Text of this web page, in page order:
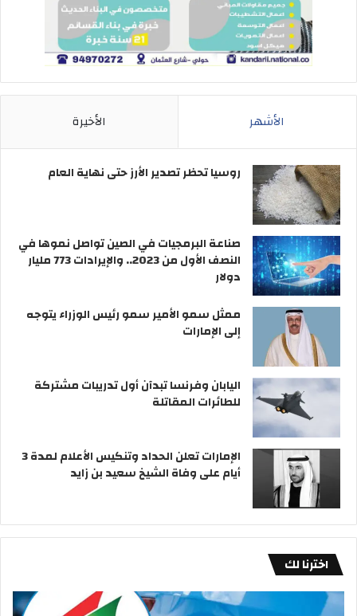
الأشهر الأخيرة
روسيا تحظر تصدير الأرز حتى نهاية العام
صناعة البرمجيات في الصين تواصل نموها في
النصف الأول من 2023.. والإيرادات 773 مليار
دولار
ممثل سمو الأمير سمو رئيس الوزراء يتوجه
إلى الإمارات
اليابان وفرنسا تبدآن أول تدريبات مشتركة
للطائرات المقاتلة
الإمارات تعلن الحداد وتنكيس الأعلام لمدة 3
أيام على وفاة الشيخ سعيد بن زايد
اخترنا لك
«التجارة»